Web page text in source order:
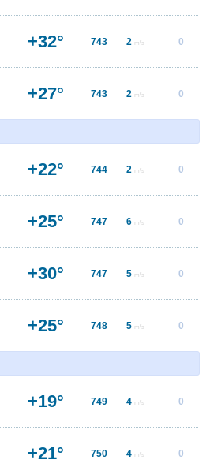
+32° 743 2 m/s 0
+27° 743 2 m/s 0
+22° 744 2 m/s 0
+25° 747 6 m/s 0
+30° 747 5 m/s 0
+25° 748 5 m/s 0
+19° 749 4 m/s 0
+21° 750 4 m/s 0